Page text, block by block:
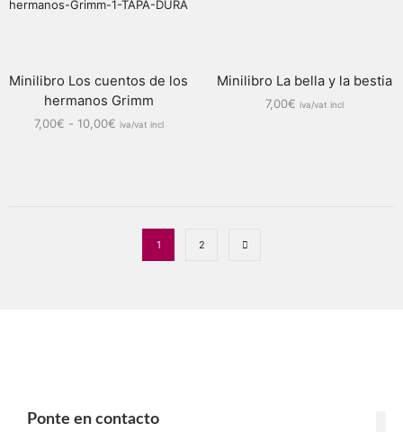
Minilibro Los cuentos de los
hermanos Grimm
7,00€ - 10,00€ iva/vat incl
Minilibro La bella y la bestia
7,00€ iva/vat incl
1 2
Ponte en contacto